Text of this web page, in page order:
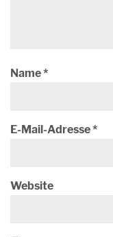
Name*
E-Mail-Adresse*
Website